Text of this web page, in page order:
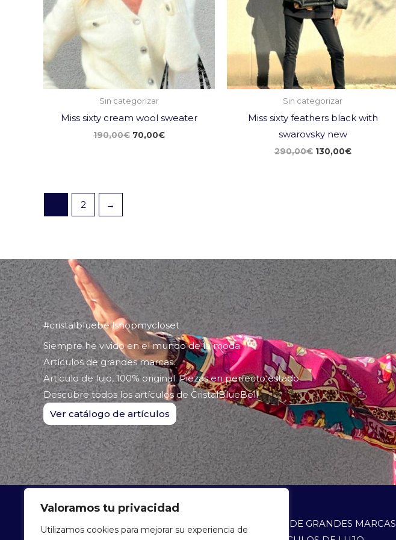
Valoramos tu privacidad
Utilizamos cookies para mejorar su experiencia de
Sin categorizar
Miss sixty cream wool sweater
190,00€ 70,00€
Sin categorizar
Miss sixty feathers black with
swarovsky new
290,00€ 130,00€
2 →
#cristalbluebellshopmycloset
Siempre he vivido en el mundo de la moda.
Artículos de grandes marcas.
Articulo de lujo, 100% original. Piezas en perfecto estado.
Descubre todos los artículos de CristalBlueBell
Ver catálogo de artículos
ARTÍCULOS DE GRANDES MARCAS